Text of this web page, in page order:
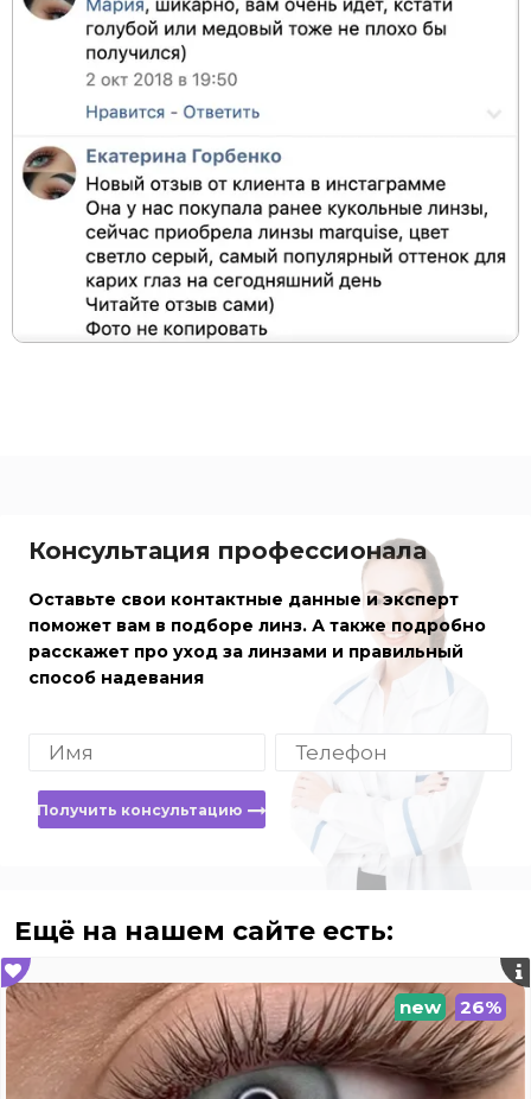
Консультация профессионала
Оставьте свои контактные данные и эксперт
поможет вам в подборе линз. А также подробно
расскажет про уход за линзами и правильный
способ надевания
Получить консультацию
Ещё на нашем сайте есть:
new 26%